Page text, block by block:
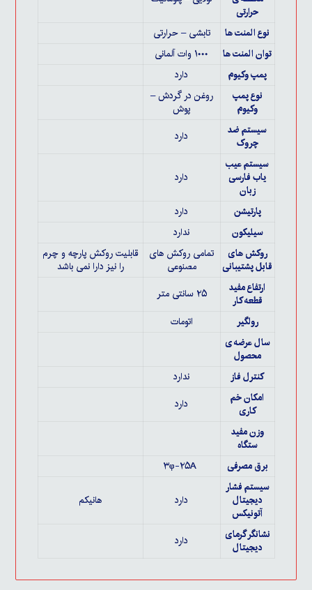
حرارتی
نوع المنت ها
تابشی – حرارتی
توان المنت ها
۱۰۰۰ وات آلمانی
پمپ وکیوم
دارد
نوع پمپ
وکیوم
روغن در گردش –
پوش
سیستم ضد
چروک
دارد
سیستم عیب
یاب فارسی
زبان
دارد
پارتیشن
دارد
سیلیکون
ندارد
روکش های
قابل پشتیبانی
تمامی روکش های
مصنوعی
قابلیت روکش پارچه و چرم
را نیز دارا نمی باشد
ارتفاع مفید
قطعه کار
۲۵ سانتی متر
رولگیر
اتومات
سال عرضه ی
محصول
کنترل فاز
ندارد
امکان خم
کاری
دارد
وزن مفید
ستگاه
برق مصرفی
سیستم فشار
دیجیتال
آتونیکس
دارد هانیکم
نشانگر گرمای
دیجیتال
دارد